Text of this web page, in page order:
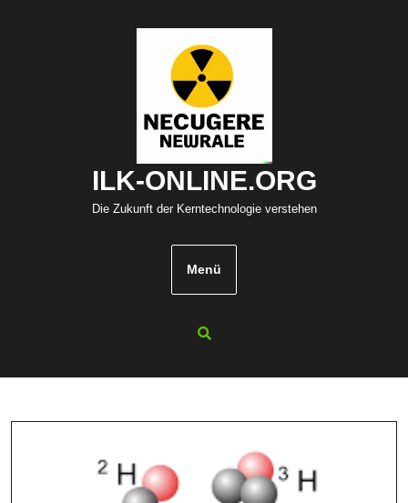
ILK-ONLINE.ORG
Die Zukunft der Kerntechnologie verstehen
Menü